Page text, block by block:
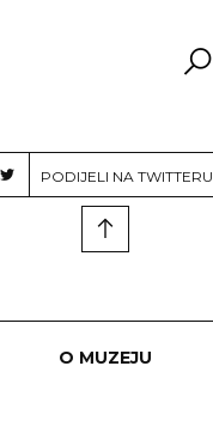
PODIJELI NA TWITTERU
O MUZEJU